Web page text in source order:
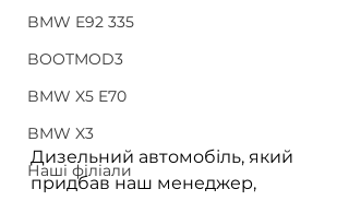
BMW E92 335
BOOTMOD3
BMW X5 E70
BMW X3
Наші філіали
Дизельний автомобіль, який
придбав наш менеджер,